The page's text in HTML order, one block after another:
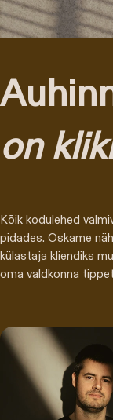
on
Kõik kodulehed
pidades. Oskame
külastaja kliendiks
oma valdkonna